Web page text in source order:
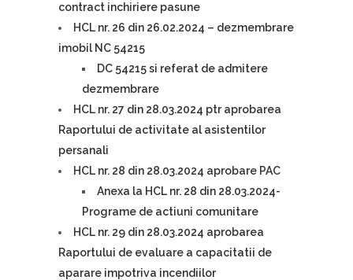
contract inchiriere pasune
HCL nr. 26 din 26.02.2024 – dezmembrare
imobil NC 54215
DC 54215 si referat de admitere
dezmembrare
HCL nr. 27 din 28.03.2024 ptr aprobarea
Raportului de activitate al asistentilor
persanali
HCL nr. 28 din 28.03.2024 aprobare PAC
Anexa la HCL nr. 28 din 28.03.2024-
Programe de actiuni comunitare
HCL nr. 29 din 28.03.2024 aprobarea
Raportului de evaluare a capacitatii de
aparare impotriva incendiilor